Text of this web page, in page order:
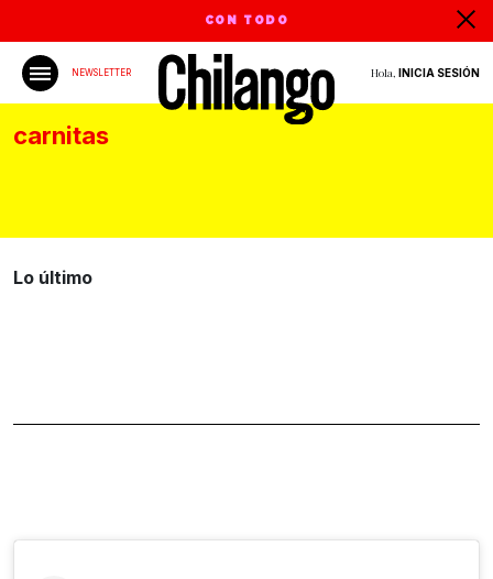
CON TODO
NEWSLETTER Hola, INICIA SESIÓN
carnitas
Lo último